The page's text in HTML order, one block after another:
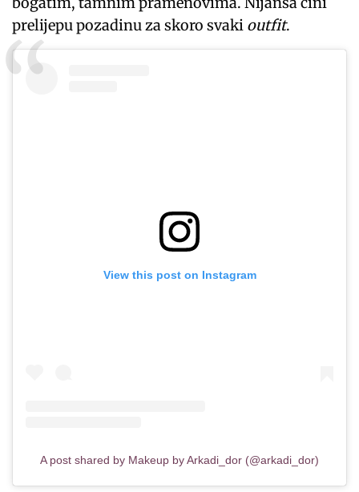
prelijepu pozadinu za skoro svaki outfit.
View this post on Instagram
A post shared by Makeup by Arkadi_dor (@arkadi_dor)